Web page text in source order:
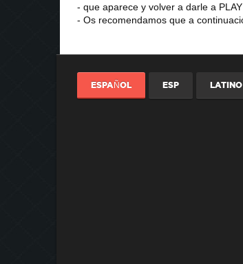
- que aparece y volver a darle a PLAY
- Os recomendamos que a
ESPAÑOL ESP LATINO